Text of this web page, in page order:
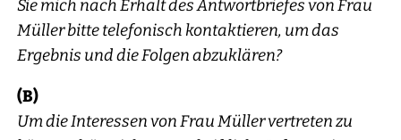
Sie mich nach Erhalt des Antwortbriefes von Frau
Müller bitte telefonisch kontaktieren, um das
Ergebnis und die Folgen abzuklären?
(B)
Um die Interessen von Frau Müller vertreten zu